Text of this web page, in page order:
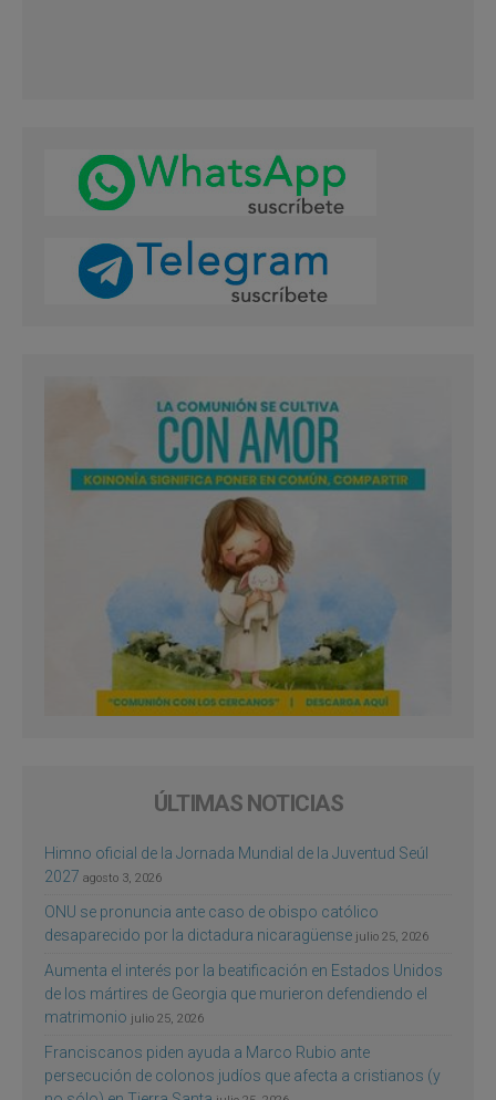
ÚLTIMAS NOTICIAS
Himno oficial de la Jornada Mundial de la Juventud Seúl
2027 agosto 3, 2026
ONU se pronuncia ante caso de obispo católico
desaparecido por la dictadura nicaragüense julio 25, 2026
Aumenta el interés por la beatificación en Estados Unidos
de los mártires de Georgia que murieron defendiendo el
matrimonio julio 25, 2026
Franciscanos piden ayuda a Marco Rubio ante
persecución de colonos judíos que afecta a cristianos (y